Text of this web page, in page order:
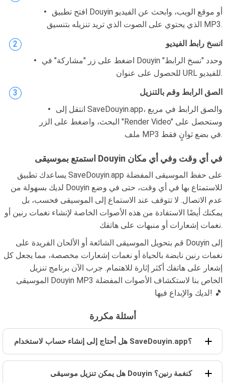
افتح تطبيق Douyin أو موقع الويب، وابحث عن الفيديو
الذي يحتوي على الصوت الذي تريد تنزيله بتنسيق MP3.
انسخ رابط الفيديو
اضغط على زر "مشاركة" في Douyin وحدد "نسخ الرابط"
للحصول على عنوان URL للفيديو.
الصق الرابط وقم بالتنزيل
انتقل إلى SaveDouyin.app، والصق الرابط في مربع
البحث، واضغط على الزر "Render Video" وستحصل على
ملف MP3 في بضع ثوانٍ فقط.
استمتع بموسيقى Douyin في أي وقت وفي أي مكان
يساعدك تطبيق SaveDouyin.app على حفظ الموسيقى المفضلة
لديك بسهولة من Douyin للاستمتاع بها في أي وقت، حتى في وضع
عدم الاتصال. لا تتوقف عند الاستماع إلى الموسيقى فحسب، بل
يمكنك أيضًا الاستفادة من هذه الأصوات الخاصة لإنشاء نغمات رنين أو
نغمات إشعارات أو منبهات على هاتفك.
قم بتحويل الموسيقى الشائعة أو الألحان الفريدة على Douyin إلى
نغمات رنين نابضة بالحياة أو نغمات إشعارات مخصصة، مما يجعل كل
إشعار على هاتفك أكثر إثارة للاهتمام. جرب الآن برنامج تنزيل
الموسيقى Douyin MP3 الخاص بنا لاستكشاف الأصوات المفضلة
لديك والإبداع فيها! 🎵
أسئلة مكررة
هل أحتاج إلى إنشاء حساب لاستخدام SaveDouyin.app؟
هل يمكن تنزيل موسيقى Douyin كنغمة رنين؟